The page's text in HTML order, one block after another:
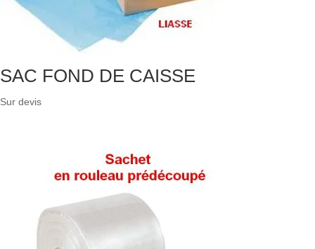
SAC FOND DE CAISSE
Sur devis